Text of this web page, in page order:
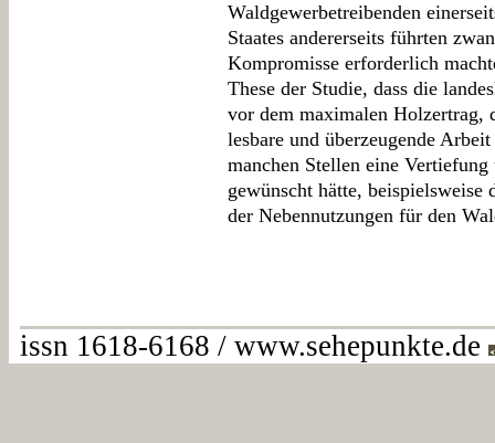
Waldgewerbetreibenden
Staates andererseits führten
Kompromisse erforderlich
These der Studie, dass die
vor dem maximalen Holzertrag,
lesbare und überzeugende
manchen Stellen eine
gewünscht hätte,
der Nebennutzungen für den
issn 1618-6168 / www.sehepunkte.de